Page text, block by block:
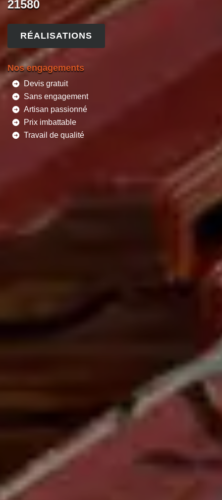
21580
RÉALISATIONS
Nos engagements
Devis gratuit
Sans engagement
Artisan passionné
Prix imbattable
Travail de qualité